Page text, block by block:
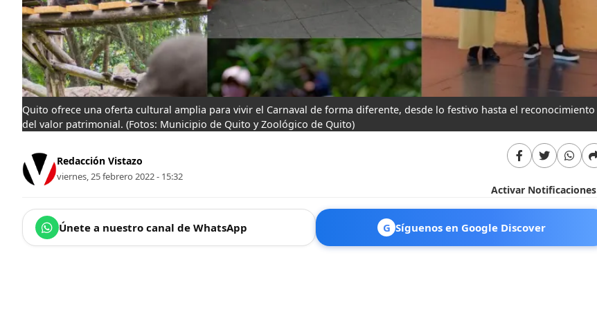
Quito ofrece una oferta cultural amplia para vivir el Carnaval de forma diferente, desde lo festivo hasta el reconocimiento
del valor patrimonial. (Fotos: Municipio de Quito y Zoológico de Quito)
Redacción Vistazo
viernes, 25 febrero 2022 - 15:32
Activar Notificaciones
Únete a nuestro canal de WhatsApp G Síguenos en Google Discover